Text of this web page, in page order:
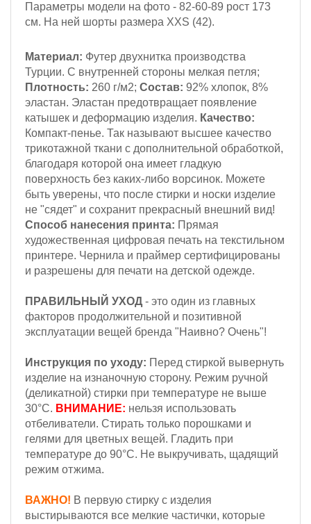
Параметры модели на фото - 82-60-89 рост 173
см. На ней шорты размера XXS (42).
Материал: Футер двухнитка производства
Турции. С внутренней стороны мелкая петля;
Плотность: 260 г/м2; Состав: 92% хлопок, 8%
эластан. Эластан предотвращает появление
катышек и деформацию изделия. Качество:
Компакт-пенье. Так называют высшее качество
трикотажной ткани с дополнительной обработкой,
благодаря которой она имеет гладкую
поверхность без каких-либо ворсинок. Можете
быть уверены, что после стирки и носки изделие
не "сядет" и сохранит прекрасный внешний вид!
Способ нанесения принта: Прямая
художественная цифровая печать на текстильном
принтере. Чернила и праймер сертифицированы
и разрешены для печати на детской одежде.
ПРАВИЛЬНЫЙ УХОД - это один из главных
факторов продолжительной и позитивной
эксплуатации вещей бренда "Наивно? Очень"!
Инструкция по уходу: Перед стиркой вывернуть
изделие на изнаночную сторону. Режим ручной
(деликатной) стирки при температуре не выше
30°С. ВНИМАНИЕ: нельзя использовать
отбеливатели. Стирать только порошками и
гелями для цветных вещей. Гладить при
температуре до 90°С. Не выкручивать, щадящий
режим отжима.
ВАЖНО! В первую стирку с изделия
выстирываются все мелкие частички, которые